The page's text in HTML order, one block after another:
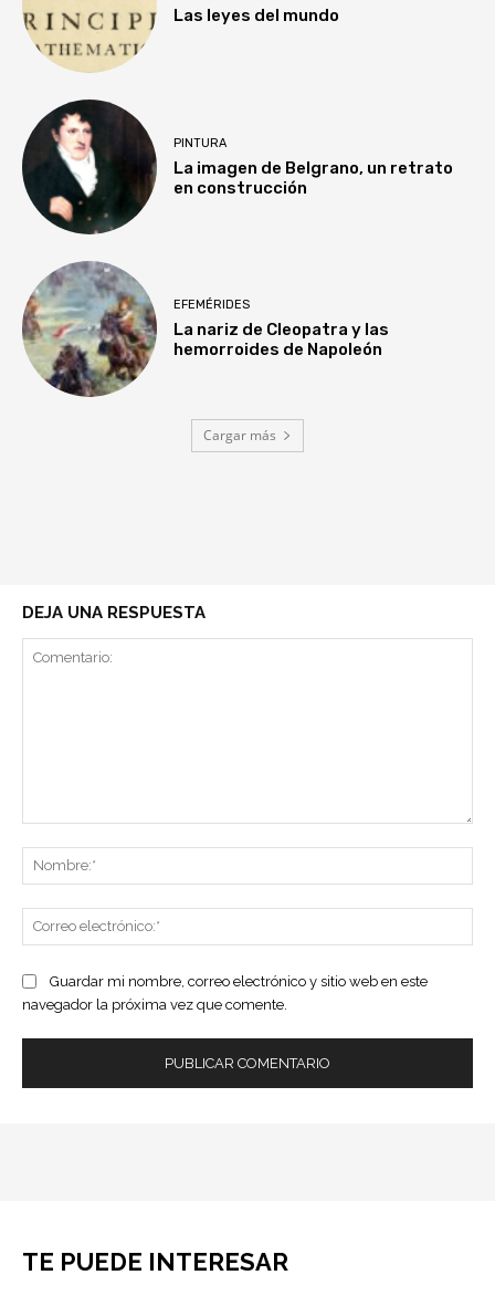
Las leyes del mundo
PINTURA
La imagen de Belgrano, un retrato
en construcción
EFEMÉRIDES
La nariz de Cleopatra y las
hemorroides de Napoleón
Cargar más
DEJA UNA RESPUESTA
Guardar mi nombre, correo electrónico y sitio web en este
navegador la próxima vez que comente.
TE PUEDE INTERESAR